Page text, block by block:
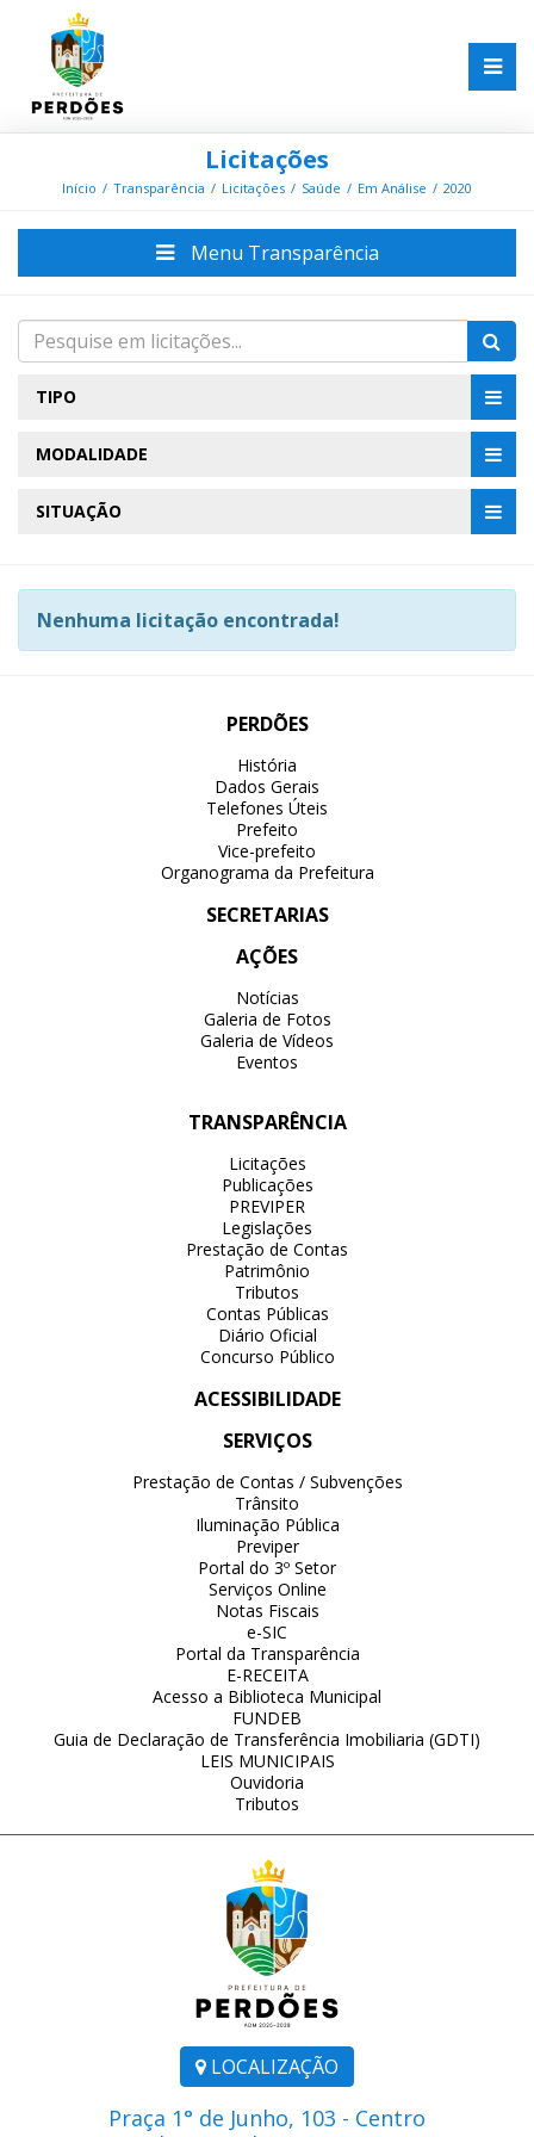
Licitações
Início Transparência Licitações Saúde Em Análise 2020
Menu Transparência
TIPO
MODALIDADE
SITUAÇÃO
Nenhuma licitação encontrada!
LOCALIZAÇÃO
Praça 1° de Junho, 103 - Centro
PERDÕES
História
Dados Gerais
Telefones Úteis
Prefeito
Vice-prefeito
Organograma da Prefeitura
SECRETARIAS
AÇÕES
Notícias
Galeria de Fotos
Galeria de Vídeos
Eventos
TRANSPARÊNCIA
Licitações
Publicações
PREVIPER
Legislações
Prestação de Contas
Patrimônio
Tributos
Contas Públicas
Diário Oficial
Concurso Público
ACESSIBILIDADE
SERVIÇOS
Prestação de Contas / Subvenções
Trânsito
Iluminação Pública
Previper
Portal do 3º Setor
Serviços Online
Notas Fiscais
e-SIC
Portal da Transparência
E-RECEITA
Acesso a Biblioteca Municipal
FUNDEB
Guia de Declaração de Transferência Imobiliaria (GDTI)
LEIS MUNICIPAIS
Ouvidoria
Tributos